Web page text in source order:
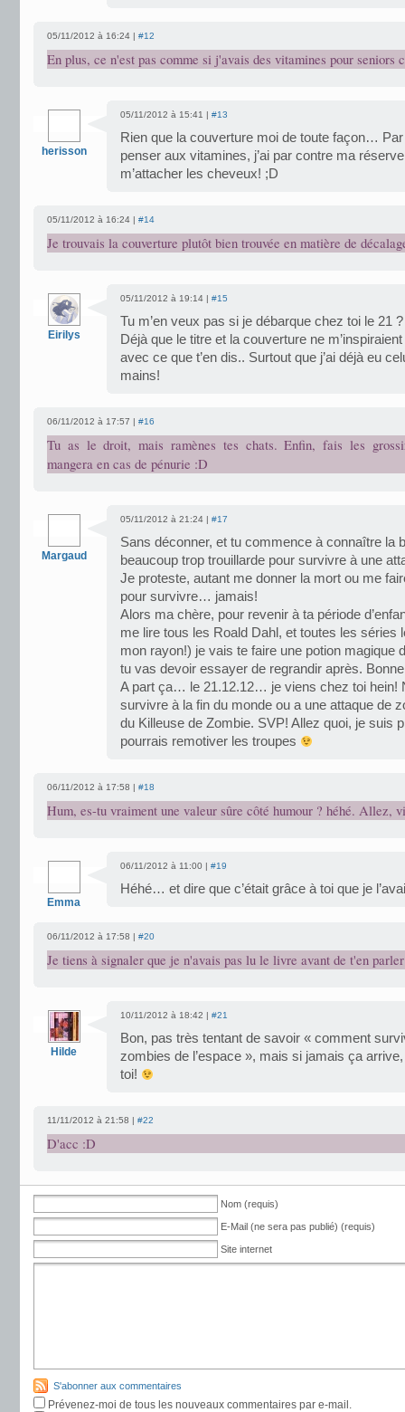
05/11/2012 à 16:24 | #12
En plus, ce n'est pas comme si j'avais des vitamines pour seniors
herisson
05/11/2012 à 15:41 | #13
Rien que la couverture moi de toute façon…
penser aux vitamines, j’ai par contre ma
m’attacher les cheveux! ;D
05/11/2012 à 16:24 | #14
Je trouvais la couverture plutôt bien trouvée en matière de
Eirilys
05/11/2012 à 19:14 | #15
Tu m’en veux pas si je débarque chez toi le 21
Déjà que le titre et la couverture ne
avec ce que t’en dis.. Surtout que j’ai déjà eu
mains!
06/11/2012 à 17:57 | #16
Tu as le droit, mais ramènes tes chats. Enfin, fais les
mangera en cas de pénurie :D
Margaud
05/11/2012 à 21:24 | #17
Sans déconner, et tu commence à connaître la
beaucoup trop trouillarde pour survivre à une
Je proteste, autant me donner la mort ou me
pour survivre… jamais!
Alors ma chère, pour revenir à ta période
me lire tous les Roald Dahl, et toutes les séries
mon rayon!) je vais te faire une potion magique
tu vas devoir essayer de regrandir après.
A part ça… le 21.12.12… je viens chez toi hein!
survivre à la fin du monde ou a une attaque de
du Killeuse de Zombie. SVP! Allez quoi, je suis
pourrais remotiver les troupes
06/11/2012 à 17:58 | #18
Hum, es-tu vraiment une valeur sûre côté humour ? héhé. Allez,
Emma
06/11/2012 à 11:00 | #19
Héhé… et dire que c’était grâce à toi que je
06/11/2012 à 17:58 | #20
Je tiens à signaler que je n'avais pas lu le livre avant de t'en
Hilde
10/11/2012 à 18:42 | #21
Bon, pas très tentant de savoir « comment
zombies de l’espace », mais si jamais ça
toi!
11/11/2012 à 21:58 | #22
D'acc :D
Nom (requis)
E-Mail (ne sera pas publié) (requis)
Site internet
S'abonner aux commentaires
Prévenez-moi de tous les nouveaux commentaires par e-mail.